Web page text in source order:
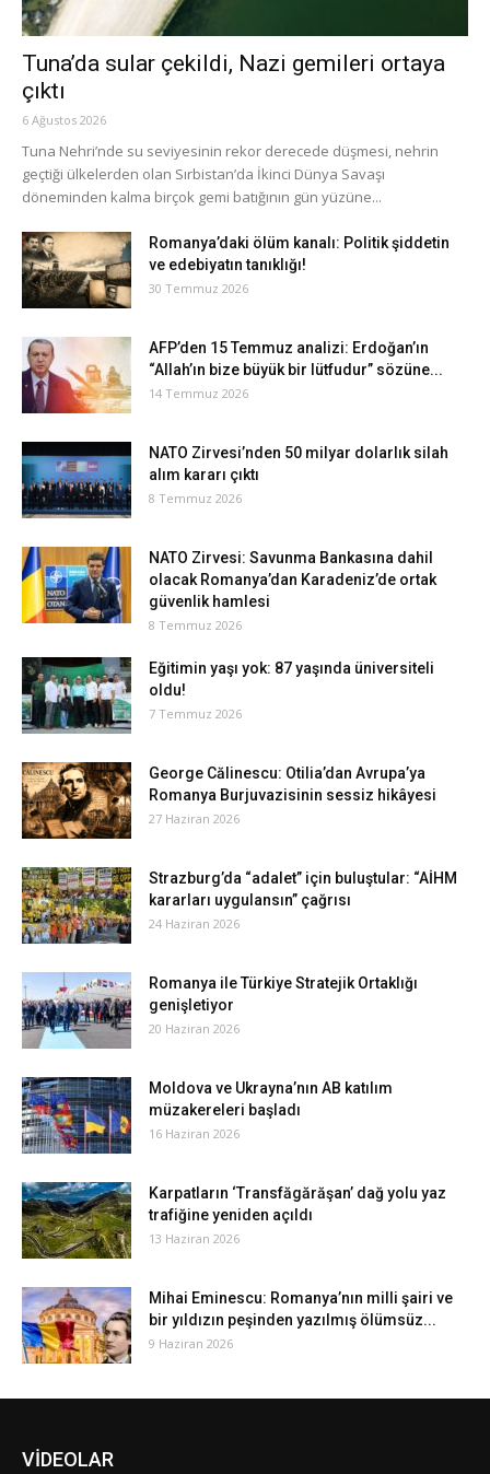
Tuna’da sular çekildi, Nazi gemileri ortaya
çıktı
6 Ağustos 2026
Tuna Nehri’nde su seviyesinin rekor derecede düşmesi, nehrin
geçtiği ülkelerden olan Sırbistan’da İkinci Dünya Savaşı
döneminden kalma birçok gemi batığının gün yüzüne...
Romanya’daki ölüm kanalı: Politik şiddetin
ve edebiyatın tanıklığı!
30 Temmuz 2026
AFP’den 15 Temmuz analizi: Erdoğan’ın
“Allah’ın bize büyük bir lütfudur” sözüne...
14 Temmuz 2026
NATO Zirvesi’nden 50 milyar dolarlık silah
alım kararı çıktı
8 Temmuz 2026
NATO Zirvesi: Savunma Bankasına dahil
olacak Romanya’dan Karadeniz’de ortak
güvenlik hamlesi
8 Temmuz 2026
Eğitimin yaşı yok: 87 yaşında üniversiteli
oldu!
7 Temmuz 2026
George Călinescu: Otilia’dan Avrupa’ya
Romanya Burjuvazisinin sessiz hikâyesi
27 Haziran 2026
Strazburg’da “adalet” için buluştular: “AİHM
kararları uygulansın” çağrısı
24 Haziran 2026
Romanya ile Türkiye Stratejik Ortaklığı
genişletiyor
20 Haziran 2026
Moldova ve Ukrayna’nın AB katılım
müzakereleri başladı
16 Haziran 2026
Karpatların ‘Transfăgărăşan’ dağ yolu yaz
trafiğine yeniden açıldı
13 Haziran 2026
Mihai Eminescu: Romanya’nın milli şairi ve
bir yıldızın peşinden yazılmış ölümsüz...
9 Haziran 2026
VİDEOLAR